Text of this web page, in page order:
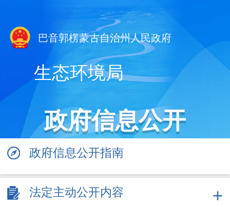
巴音郭楞蒙古自治州人民政府
生态环境局
政府信息公开
政府信息公开指南
法定主动公开内容